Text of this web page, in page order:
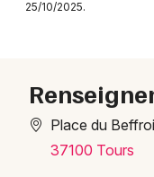
Sorties & loisirs
Marchés en
25/10/2025.
Place du Beffroi
37100 Tours